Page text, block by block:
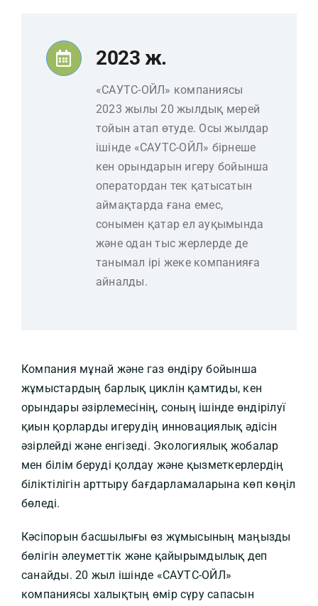
2023 ж.
«САУТС-ОЙЛ» компаниясы
2023 жылы 20 жылдық мерей
тойын атап өтуде. Осы жылдар
ішінде «САУТС-ОЙЛ» бірнеше
кен орындарын игеру бойынша
оператордан тек қатысатын
аймақтарда ғана емес,
сонымен қатар ел ауқымында
және одан тыс жерлерде де
танымал ірі жеке компанияға
айналды.
Компания мұнай және газ өндіру бойынша
жұмыстардың барлық циклін қамтиды, кен
орындары әзірлемесінің, соның ішінде өндірілуї
қиын қорларды игерудің инновациялық әдісін
әзірлейді және енгізеді. Экологиялық жобалар
мен білім беруді қолдау және қызметкерлердің
біліктілігін арттыру бағдарламаларына көп көңіл
бөледі.
Кәсіпорын басшылығы өз жұмысының маңызды
бөлігін әлеуметтік және қайырымдылық деп
санайды. 20 жыл ішінде «САУТС-ОЙЛ»
компаниясы халықтың өмір сүру сапасын